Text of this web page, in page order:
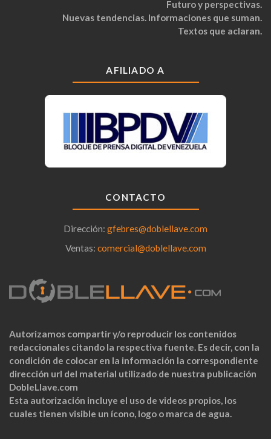
Futuro y perspectivas.
Nuevas tendencias. Informaciones que suman.
Textos que aclaran.
AFILIADO A
CONTACTO
Dirección: gfebres@doblellave.com
Ventas: comercial@doblellave.com
Autorizamos compartir y/o reproducir los contenidos
redaccionales citando la respectiva fuente. Es decir, con la
condición de colocar en la información la correspondiente
dirección url del material utilizado de nuestra publicación
DobleLlave.com
Esta autorización incluye el uso de videos propios, los
cuales tienen visible un ícono, logo o marca de agua.